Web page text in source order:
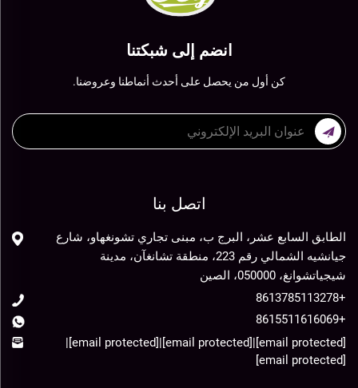
انضم إلى شبكتنا
كن أول من يحصل على أحدث أنماطنا وعروضنا.
اتصل بنا
الطابق السابع عشر، البرج ب، مبنى تجاري تشونغهاو، شارع
جيانشيه الشمالي رقم 223، منطقة تشانغآن، مدينة
شيجياتشوانغ، 050000، الصين
+8613785113278
+8615511616069
[email protected]
|
[email protected]
|
[email protected]
|
[email protected]